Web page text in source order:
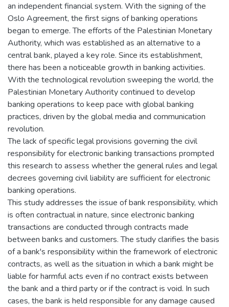
an independent financial system. With the signing of the
Oslo Agreement, the first signs of banking operations
began to emerge. The efforts of the Palestinian Monetary
Authority, which was established as an alternative to a
central bank, played a key role. Since its establishment,
there has been a noticeable growth in banking activities.
With the technological revolution sweeping the world, the
Palestinian Monetary Authority continued to develop
banking operations to keep pace with global banking
practices, driven by the global media and communication
revolution.
The lack of specific legal provisions governing the civil
responsibility for electronic banking transactions prompted
this research to assess whether the general rules and legal
decrees governing civil liability are sufficient for electronic
banking operations.
This study addresses the issue of bank responsibility, which
is often contractual in nature, since electronic banking
transactions are conducted through contracts made
between banks and customers. The study clarifies the basis
of a bank's responsibility within the framework of electronic
contracts, as well as the situation in which a bank might be
liable for harmful acts even if no contract exists between
the bank and a third party or if the contract is void. In such
cases, the bank is held responsible for any damage caused